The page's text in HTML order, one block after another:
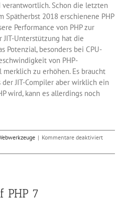
verantwortlich. Schon die letzten
Spätherbst 2018 erschienene PHP
Performance von PHP zur
Unterstützung hat die
Potenzial, besonders bei CPU-
von PHP-
merklich zu erhöhen. Es braucht
der JIT-Compiler aber wirklich ein
wird, kann es allerdings noch
| Kommentare deaktiviertfür
8.0
PHP 7